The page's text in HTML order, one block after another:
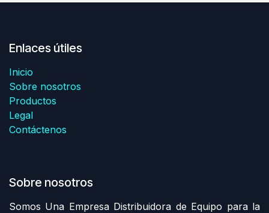
Enlaces útiles
Inicio
Sobre nosotros
Productos
Legal
Contáctenos
Sobre nosotros
Somos Una Empresa Distribuidora de Equipo para la